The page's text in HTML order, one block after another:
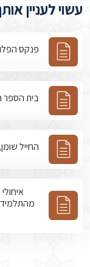
עשוי לעניין
פנקס
בית הספר
החייל